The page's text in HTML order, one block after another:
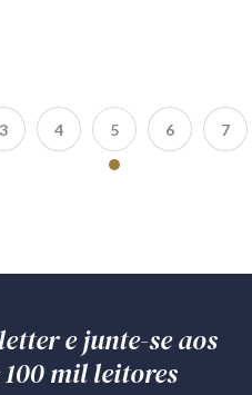
3 4 5 6 7
e junte-se aos
mil leitores